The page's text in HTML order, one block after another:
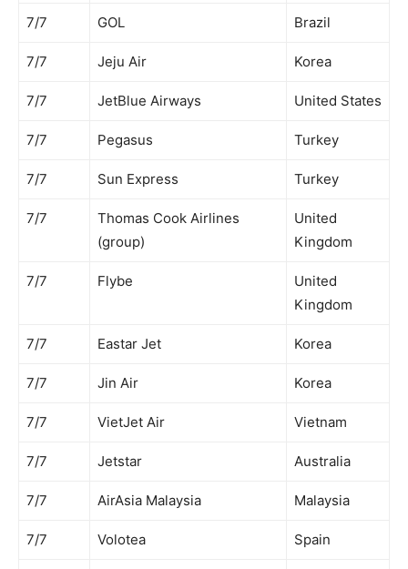
7/7 GOL Brazil
7/7 Jeju Air Korea
7/7 JetBlue Airways United States
7/7 Pegasus Turkey
7/7 Sun Express Turkey
7/7
Thomas Cook Airlines
(group)
United
Kingdom
7/7 Flybe
United
Kingdom
7/7 Eastar Jet Korea
7/7 Jin Air Korea
7/7 VietJet Air Vietnam
7/7 Jetstar Australia
7/7 AirAsia Malaysia Malaysia
7/7 Volotea Spain